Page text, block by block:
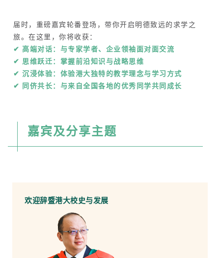
届时，重磅嘉宾轮番登场，带你开启明德致远的求学之
旅。在这里，你将收获：
✔ 高端对话：与专家学者、企业领袖面对面交流
✔ 思维跃迁：掌握前沿知识与战略思维
✔ 沉浸体验：体验港大独特的教学理念与学习方式
✔ 同侪共长：与来自全国各地的优秀同学共同成长
嘉宾及分享主题
欢迎辞暨港大校史与发展